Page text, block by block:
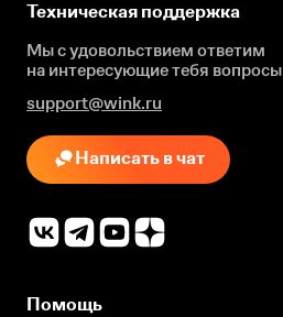
Техническая поддержка
Мы с удовольствием ответим
на интересующиетебя вопросы
support@wink.ru
Написать в чат
Помощь